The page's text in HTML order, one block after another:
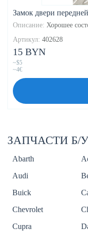
Замок двери
Описание: Хорошее
Артикул: 402628
15 BYN
~$5
~4€
ЗАПЧАСТИ Б/
Abarth
Audi
Buick
Chevrolet
Cupra